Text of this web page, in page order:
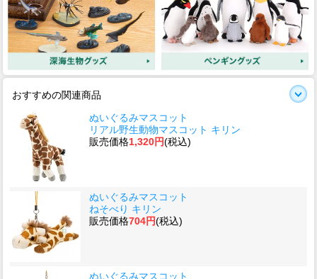
おすすめの関連商品
ぬいぐるみマスコット
リアル野生動物マスコット キリン
販売価格1,320円(税込)
ぬいぐるみマスコット
ねそべり キリン
販売価格704円(税込)
ぬいぐるみマスコット